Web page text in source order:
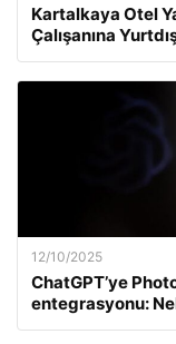
Kartalkaya Otel
Çalışanına
12/10/2025
ChatGPT’ye
entegrasyonu: